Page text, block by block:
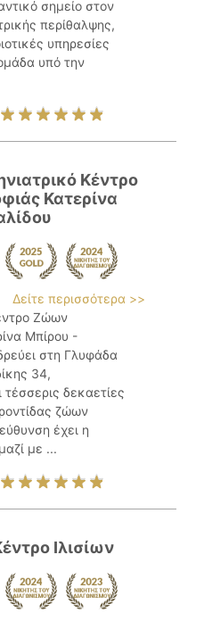
σημείο στον
περίθαλψης,
υπηρεσίες
υπό την
Κέντρο
Κατερίνα
Δείτε περισσότερα >>
Ζώων
Μπίρου -
στη Γλυφάδα
34,
τέσσερις δεκαετίες
ζώων
έχει η
με ...
Ιλισίων